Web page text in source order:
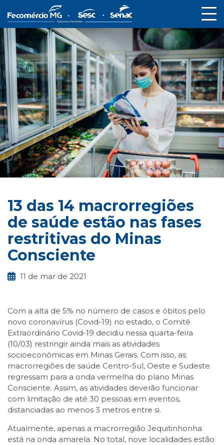
13 das 14 macrorregiões
de saúde estão nas fases
restritivas do Minas
Consciente
11 de mar de 2021
Com a alta de 5% no número de casos e óbitos pelo
novo coronavírus (Covid-19) no estado, o Comitê
Extraordinário Covid-19 decidiu nessa quarta-feira
(10/03) restringir ainda mais as atividades
socioeconômicas em Minas Gerais. Com isso, as
macrorregiões de saúde Centro-Sul, Oeste e Sudeste
regressam para a onda vermelha do plano Minas
Consciente. Assim, as atividades deverão funcionar
com limitação de até 30 pessoas em eventos,
distanciadas ao menos 3 metros entre si.
Atualmente, apenas a macrorregião Jequitinhonha
está na onda amarela. No total, nove localidades estão